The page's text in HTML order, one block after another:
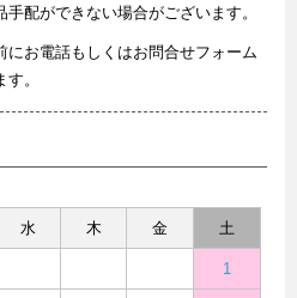
配ができない場合がございます。
お電話もしくはお問合せフォーム
。
水 木 金 土
1